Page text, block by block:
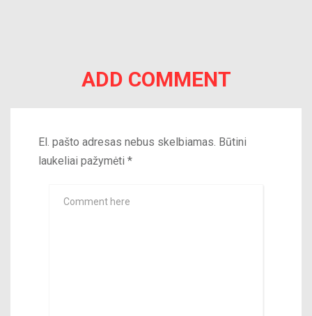
ADD COMMENT
El. pašto adresas nebus skelbiamas. Būtini
laukeliai pažymėti *